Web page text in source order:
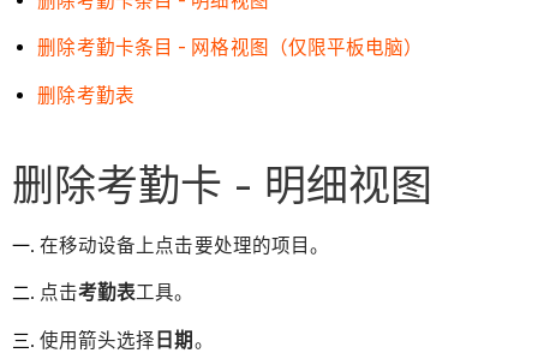
删除考勤卡条目 - 网格视图（仅限平板电脑）
删除考勤表
删除考勤卡 - 明细视图
在移动设备上点击要处理的项目。
点击考勤表工具。
使用箭头选择 日期。